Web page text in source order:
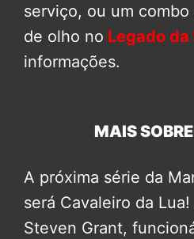
serviço, ou um
de olho no Legado
informações.
MAIS
A próxima série da
será Cavaleiro da
Steven Grant,